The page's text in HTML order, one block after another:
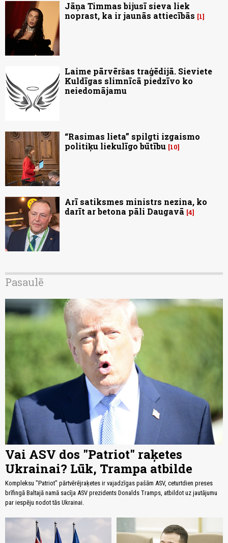
Jāņa Timmas bijusī sieva liek
noprast, ka ir jaunās attiecībās
1
Laime pārvēršas traģēdijā. Sieviete
Kuldīgas slimnīcā piedzīvo ko
neiedomājamu
“Rasimas lieta” spilgti izgaismo
politiķu liekulīgo būtību 10
Arī satiksmes ministrs nezina, ko
darīt ar betona pāli Daugavā 4
Pasaulē
Vai ASV dos "Patriot" raķetes
Ukrainai? Lūk, Trampa atbilde
Kompleksu "Patriot" pārtvērējraķetes ir vajadzīgas pašām ASV, ceturtdien preses
brīfingā Baltajā namā sacīja ASV prezidents Donalds Tramps, atbildot uz jautājumu
par iespēju nodot tās Ukrainai.